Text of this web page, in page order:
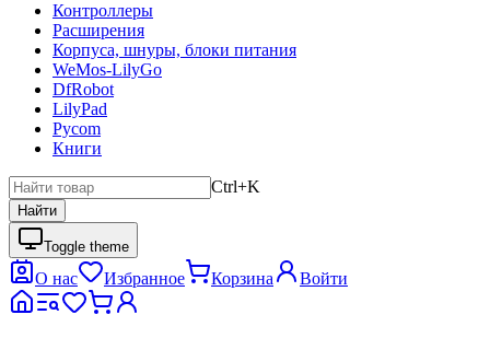
Контроллеры
Расширения
Корпуса, шнуры, блоки питания
WeMos-LilyGo
DfRobot
LilyPad
Pycom
Книги
Ctrl+K
Найти
Toggle theme
О нас Избранное Корзина Войти